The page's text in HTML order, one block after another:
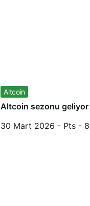
Altcoin
Altcoin sezonu geliyor
30 Mart 2026 - Pts -